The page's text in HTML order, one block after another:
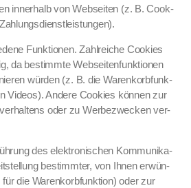
inner­halb von Web­seit­en (z. B. Cook­
Funk­tio­nen. Zahlre­iche Cook­ies
da bes­timmte Web­seit­en­funk­tio­nen
wür­den (z. B. die Warenko­rb­funk­
Videos). Andere Cook­ies kön­nen zur
oder zu Wer­bezweck­en ver­
des elek­tro­n­is­chen Kom­mu­nika­
bes­timmter, von Ihnen erwün­
die Warenko­rb­funk­tion) oder zur